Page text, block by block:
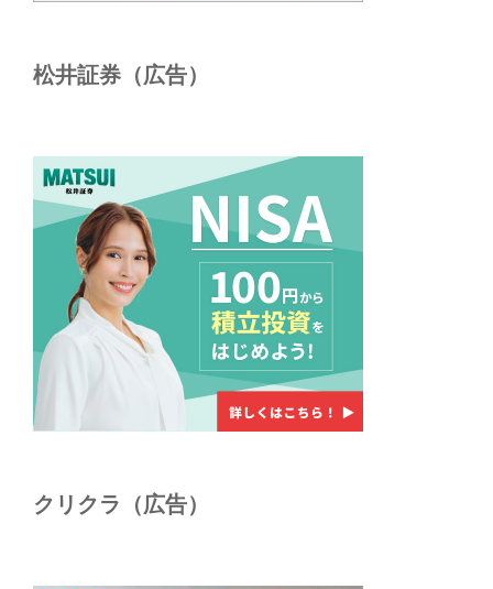
松井証券（広告）
クリクラ（広告）